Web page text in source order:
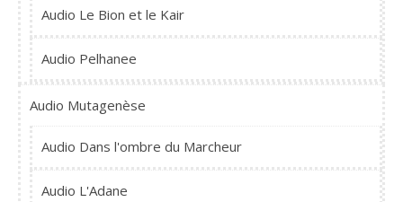
Audio Le Bion et le Kair
Audio Pelhanee
Audio Mutagenèse
Audio Dans l'ombre du Marcheur
Audio L'Adane